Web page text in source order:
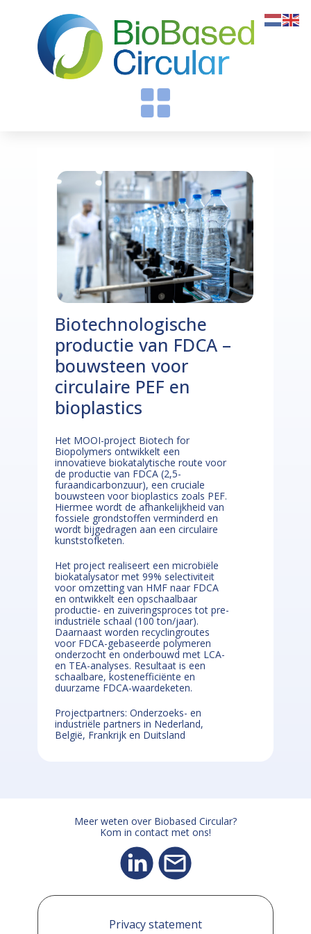
Biotechnologische
productie van FDCA –
bouwsteen voor
circulaire PEF en
bioplastics
Het MOOI-project Biotech for
Biopolymers ontwikkelt een
innovatieve biokatalytische route voor
de productie van FDCA (2,5-
furaandicarbonzuur), een cruciale
bouwsteen voor bioplastics zoals PEF.
Hiermee wordt de afhankelijkheid van
fossiele grondstoffen verminderd en
wordt bijgedragen aan een circulaire
kunststofketen.
Het project realiseert een microbiële
biokatalysator met 99% selectiviteit
voor omzetting van HMF naar FDCA
en ontwikkelt een opschaalbaar
productie- en zuiveringsproces tot pre-
industriële schaal (100 ton/jaar).
Daarnaast worden recyclingroutes
voor FDCA-gebaseerde polymeren
onderzocht en onderbouwd met LCA-
en TEA-analyses. Resultaat is een
schaalbare, kostenefficiënte en
duurzame FDCA-waardeketen.
Projectpartners: Onderzoeks- en
industriële partners in Nederland,
België, Frankrijk en Duitsland
Meer weten over Biobased Circular?
Kom in contact met ons!
Privacy statement